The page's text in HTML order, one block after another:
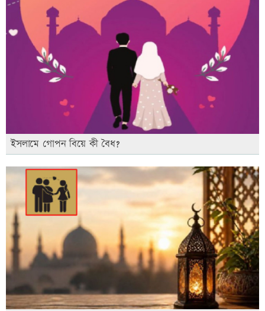
ইসলামে গোপন বিয়ে কী বৈধ?